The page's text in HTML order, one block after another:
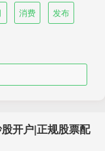
消费 发布
开户|正规股票配